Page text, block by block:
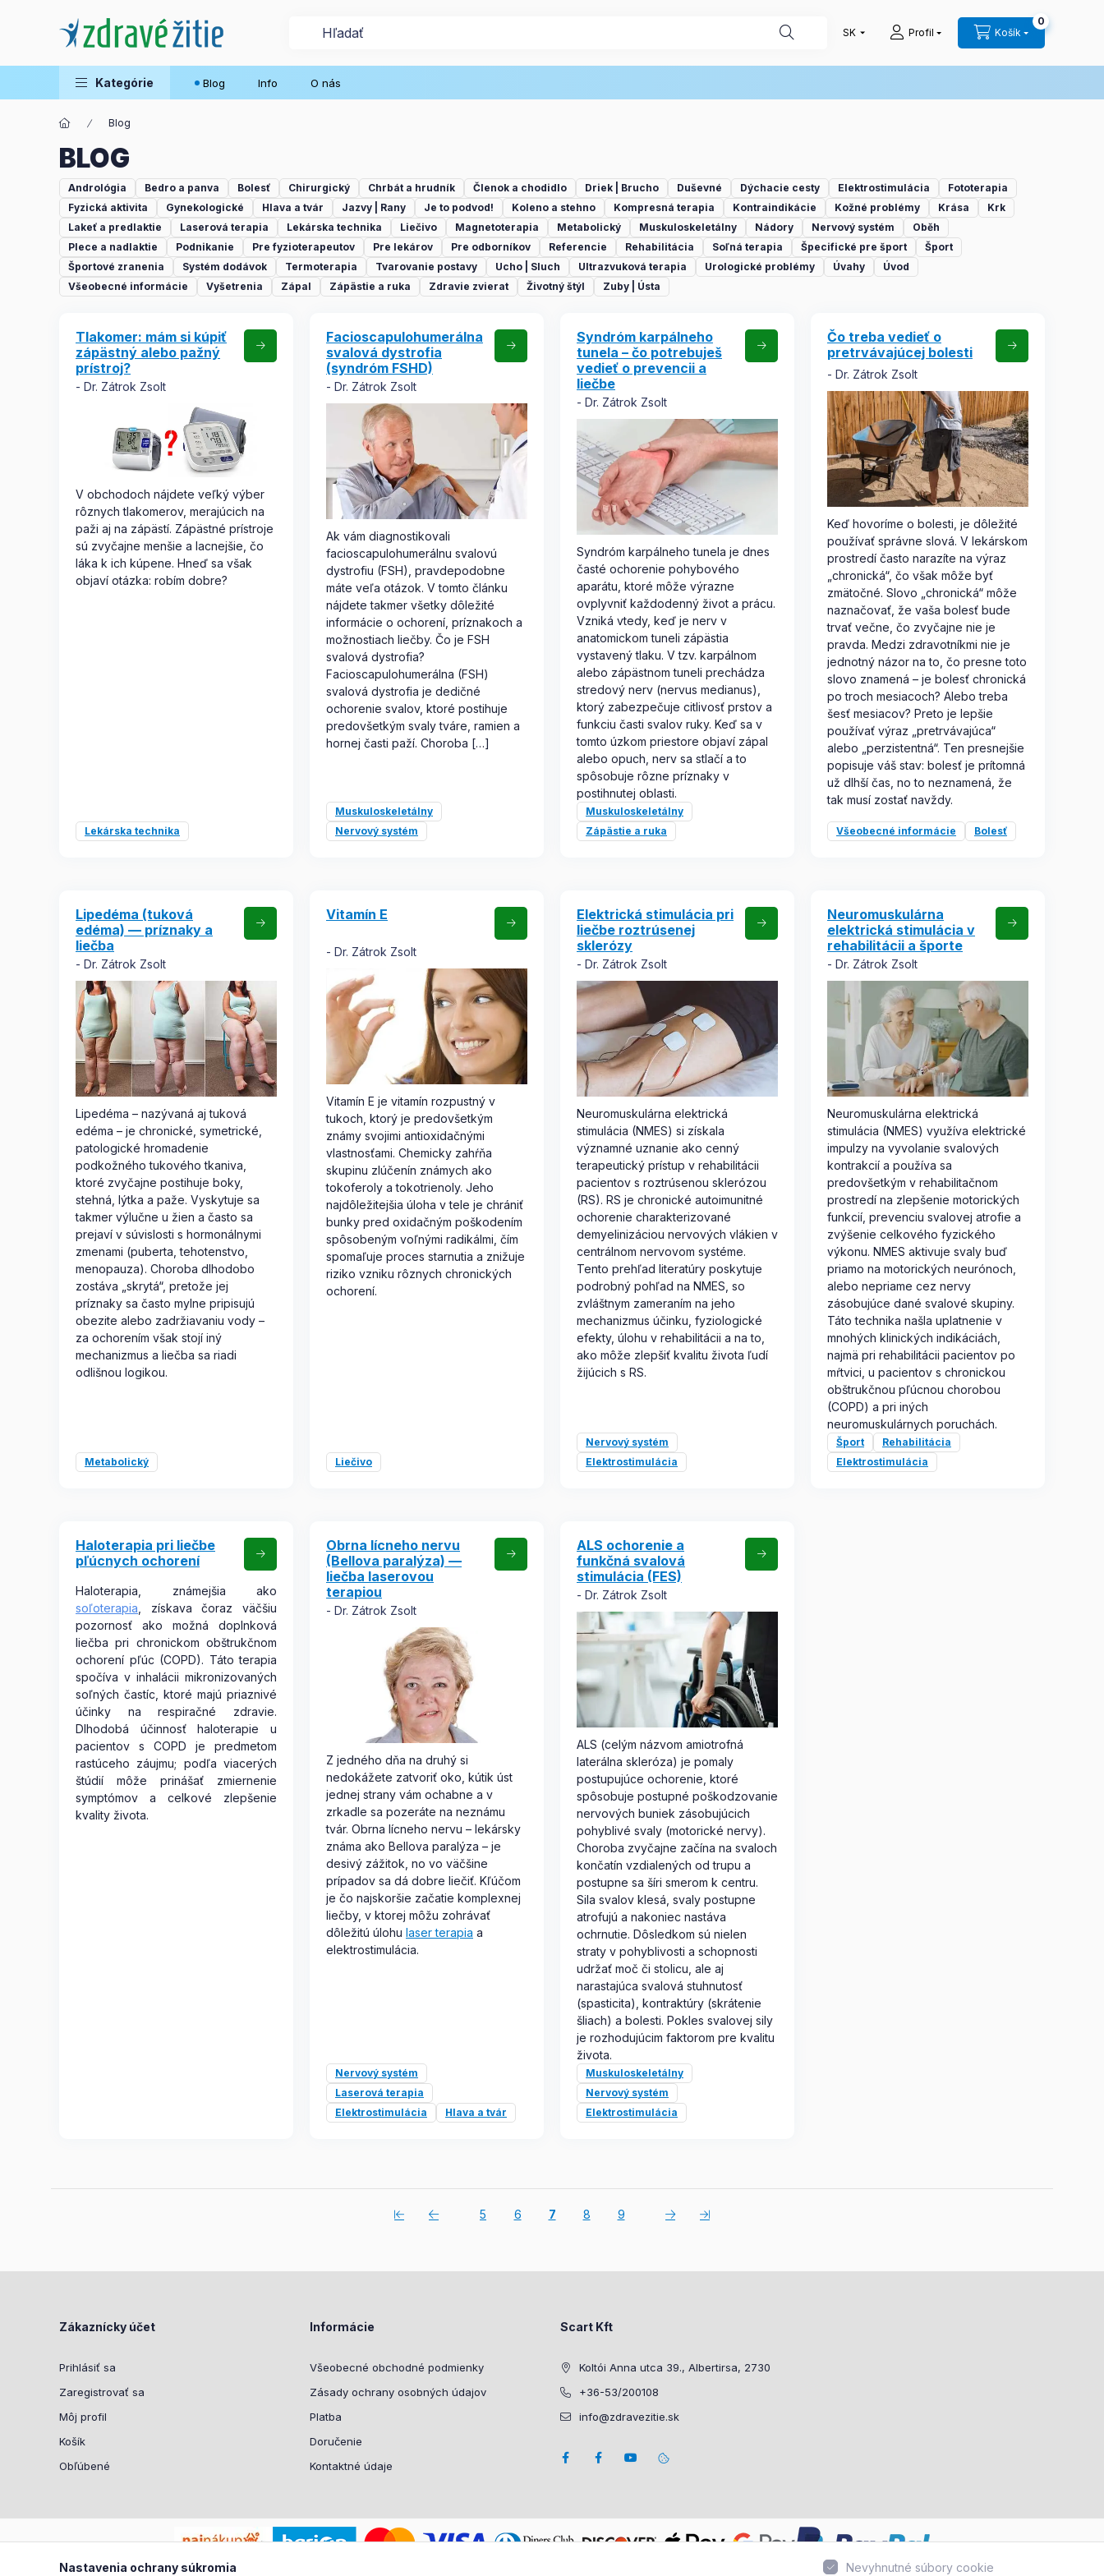
Profil Košík
0
Kategórie Blog Info O nás
Blog
BLOG
Andrológia Bedro a panva Bolesť Chirurgický Chrbát a hrudník Členok a chodidlo Driek | Brucho Duševné Dýchacie cesty Elektrostimulácia
Fototerapia
Fyzická aktivita
Gynekologické Hlava a tvár Jazvy | Rany Je to podvod! Koleno a stehno Kompresná terapia Kontraindikácie Kožné problémy Krása
Krk
Lakeť a predlaktie
Laserová terapia Lekárska technika Liečivo Magnetoterapia Metabolický Muskuloskeletálny Nádory Nervový systém
Oběh
Plece a nadlaktie
Podnikanie Pre fyzioterapeutov Pre lekárov Pre odborníkov Referencie Rehabilitácia Soľná terapia Špecifické pre šport
Šport
Športové zranenia
Systém dodávok Termoterapia Tvarovanie postavy Ucho | Sluch Ultrazvuková terapia Urologické problémy Úvahy
Úvod
Všeobecné informácie
Vyšetrenia Zápal Zápästie a ruka Zdravie zvierat Životný štýl Zuby | Ústa
Tlakomer: mám si kúpiť
zápästný alebo pažný
prístroj?
Dr. Zátrok Zsolt
V obchodoch nájdete veľký výber
rôznych tlakomerov, merajúcich na
paži aj na zápästí. Zápästné prístroje
sú zvyčajne menšie a lacnejšie, čo
láka k ich kúpene. Hneď sa však
objaví otázka: robím dobre?
Lekárska technika
Facioscapulohumerálna
svalová dystrofia
(syndróm FSHD)
Dr. Zátrok Zsolt
Ak vám diagnostikovali
facioscapulohumerálnu svalovú
dystrofiu (FSH), pravdepodobne
máte veľa otázok. V tomto článku
nájdete takmer všetky dôležité
informácie o ochorení, príznakoch a
možnostiach liečby. Čo je FSH
svalová dystrofia?
Facioscapulohumerálna (FSH)
svalová dystrofia je dedičné
ochorenie svalov, ktoré postihuje
predovšetkým svaly tváre, ramien a
hornej časti paží. Choroba […]
Muskuloskeletálny
Nervový systém
Syndróm karpálneho
tunela – čo potrebuješ
vedieť o prevencii a
liečbe
Dr. Zátrok Zsolt
Syndróm karpálneho tunela je dnes
časté ochorenie pohybového
aparátu, ktoré môže výrazne
ovplyvniť každodenný život a prácu.
Vzniká vtedy, keď je nerv v
anatomickom tuneli zápästia
vystavený tlaku. V tzv. karpálnom
alebo zápästnom tuneli prechádza
stredový nerv (nervus medianus),
ktorý zabezpečuje citlivosť prstov a
funkciu časti svalov ruky. Keď sa v
tomto úzkom priestore objaví zápal
alebo opuch, nerv sa stlačí a to
spôsobuje rôzne príznaky v
postihnutej oblasti.
Muskuloskeletálny
Zápästie a ruka
Čo treba vedieť o
pretrvávajúcej bolesti
Dr. Zátrok Zsolt
Keď hovoríme o bolesti, je dôležité
používať správne slová. V lekárskom
prostredí často narazíte na výraz
„chronická“, čo však môže byť
zmätočné. Slovo „chronická“ môže
naznačovať, že vaša bolesť bude
trvať večne, čo zvyčajne nie je
pravda. Medzi zdravotníkmi nie je
jednotný názor na to, čo presne toto
slovo znamená – je bolesť chronická
po troch mesiacoch? Alebo treba
šesť mesiacov? Preto je lepšie
používať výraz „pretrvávajúca“
alebo „perzistentná“. Ten presnejšie
popisuje váš stav: bolesť je prítomná
už dlhší čas, no to neznamená, že
tak musí zostať navždy.
Všeobecné informácie Bolesť
Lipedéma (tuková
edéma) — príznaky a
liečba
Dr. Zátrok Zsolt
Lipedéma – nazývaná aj tuková
edéma – je chronické, symetrické,
patologické hromadenie
podkožného tukového tkaniva,
ktoré zvyčajne postihuje boky,
stehná, lýtka a paže. Vyskytuje sa
takmer výlučne u žien a často sa
prejaví v súvislosti s hormonálnymi
zmenami (puberta, tehotenstvo,
menopauza). Choroba dlhodobo
zostáva „skrytá“, pretože jej
príznaky sa často mylne pripisujú
obezite alebo zadržiavaniu vody –
za ochorením však stojí iný
mechanizmus a liečba sa riadi
odlišnou logikou.
Metabolický
Vitamín E
Dr. Zátrok Zsolt
Vitamín E je vitamín rozpustný v
tukoch, ktorý je predovšetkým
známy svojimi antioxidačnými
vlastnosťami. Chemicky zahŕňa
skupinu zlúčenín známych ako
tokoferoly a tokotrienoly. Jeho
najdôležitejšia úloha v tele je chrániť
bunky pred oxidačným poškodením
spôsobeným voľnými radikálmi, čím
spomaľuje proces starnutia a znižuje
riziko vzniku rôznych chronických
ochorení.
Liečivo
Elektrická stimulácia pri
liečbe roztrúsenej
sklerózy
Dr. Zátrok Zsolt
Neuromuskulárna elektrická
stimulácia (NMES) si získala
významné uznanie ako cenný
terapeutický prístup v rehabilitácii
pacientov s roztrúsenou sklerózou
(RS). RS je chronické autoimunitné
ochorenie charakterizované
demyelinizáciou nervových vlákien v
centrálnom nervovom systéme.
Tento prehľad literatúry poskytuje
podrobný pohľad na NMES, so
zvláštnym zameraním na jeho
mechanizmus účinku, fyziologické
efekty, úlohu v rehabilitácii a na to,
ako môže zlepšiť kvalitu života ľudí
žijúcich s RS.
Nervový systém
Elektrostimulácia
Neuromuskulárna
elektrická stimulácia v
rehabilitácii a športe
Dr. Zátrok Zsolt
Neuromuskulárna elektrická
stimulácia (NMES) využíva elektrické
impulzy na vyvolanie svalových
kontrakcií a používa sa
predovšetkým v rehabilitačnom
prostredí na zlepšenie motorických
funkcií, prevenciu svalovej atrofie a
zvýšenie celkového fyzického
výkonu. NMES aktivuje svaly buď
priamo na motorických neurónoch,
alebo nepriame cez nervy
zásobujúce dané svalové skupiny.
Táto technika našla uplatnenie v
mnohých klinických indikáciách,
najmä pri rehabilitácii pacientov po
mŕtvici, u pacientov s chronickou
obštrukčnou pľúcnou chorobou
(COPD) a pri iných
neuromuskulárnych poruchách.
Šport
Rehabilitácia
Elektrostimulácia
Haloterapia pri liečbe
pľúcnych ochorení
Haloterapia, známejšia ako
soľoterapia , získava čoraz väčšiu
pozornosť ako možná doplnková
liečba pri chronickom obštrukčnom
ochorení pľúc (COPD). Táto terapia
spočíva v inhalácii mikronizovaných
soľných častíc, ktoré majú priaznivé
účinky na respiračné zdravie.
Dlhodobá účinnosť haloterapie u
pacientov s COPD je predmetom
rastúceho záujmu; podľa viacerých
štúdií môže prinášať zmiernenie
symptómov a celkové zlepšenie
kvality života.
Obrna lícneho nervu
(Bellova paralýza) —
liečba laserovou
terapiou
Dr. Zátrok Zsolt
Z jedného dňa na druhý si
nedokážete zatvoriť oko, kútik úst
jednej strany vám ochabne a v
zrkadle sa pozeráte na neznámu
tvár. Obrna lícneho nervu – lekársky
známa ako Bellova paralýza – je
desivý zážitok, no vo väčšine
prípadov sa dá dobre liečiť. Kľúčom
je čo najskoršie začatie komplexnej
liečby, v ktorej môžu zohrávať
dôležitú úlohu laser terapia a
elektrostimulácia.
Nervový systém
Laserová terapia
Elektrostimulácia
Hlava a tvár
ALS ochorenie a
funkčná svalová
stimulácia (FES)
Dr. Zátrok Zsolt
ALS (celým názvom amiotrofná
laterálna skleróza) je pomaly
postupujúce ochorenie, ktoré
spôsobuje postupné poškodzovanie
nervových buniek zásobujúcich
pohyblivé svaly (motorické nervy).
Choroba zvyčajne začína na svaloch
končatín vzdialených od trupu a
postupne sa šíri smerom k centru.
Sila svalov klesá, svaly postupne
atrofujú a nakoniec nastáva
ochrnutie. Dôsledkom sú nielen
straty v pohyblivosti a schopnosti
udržať moč či stolicu, ale aj
narastajúca svalová stuhnutosť
(spasticita), kontraktúry (skrátenie
šliach) a bolesti. Pokles svalovej sily
je rozhodujúcim faktorom pre kvalitu
života.
Muskuloskeletálny
Nervový systém
Elektrostimulácia
5 6 7 8 9
Zákaznícky účet
Prihlásiť sa
Zaregistrovať sa
Môj profil
Košík
Obľúbené
Informácie
Všeobecné obchodné podmienky
Zásady ochrany osobných údajov
Platba
Doručenie
Kontaktné údaje
Scart Kft
Koltói Anna utca 39., Albertirsa, 2730
+36-53/200108
info@zdravezitie.sk
Nastavenia ochrany súkromia Nevyhnutné súbory cookie